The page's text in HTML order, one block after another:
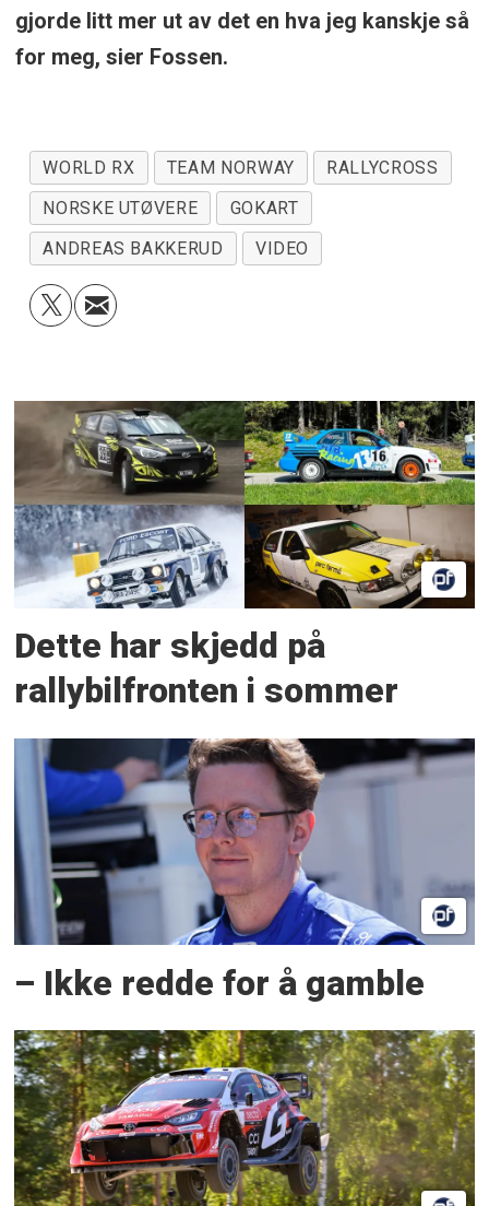
gjorde litt mer ut av det en hva jeg kanskje så
for meg, sier Fossen.
WORLD RX TEAM NORWAY
RALLYCROSS
NORSKE UTØVERE
GOKART
ANDREAS BAKKERUD
VIDEO
Dette har skjedd på
rallybilfronten i sommer
– Ikke redde for å gamble